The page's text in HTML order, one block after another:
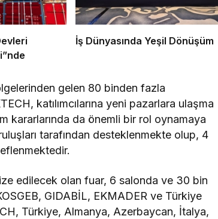
İş Dünyasında Yeşil Dönüşüm
gelen 80 binden fazla
katılımcılarına yeni pazarlara ulaşma
kararlarında da önemli bir rol oynamaya
tarafından desteklenmekte olup, 4
edilecek olan fuar, 6 salonda ve 30 bin
GIDABİL, EKMADER ve Türkiye
Türkiye, Almanya, Azerbaycan, İtalya,